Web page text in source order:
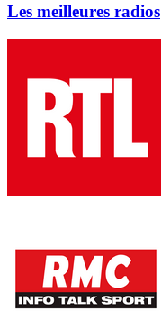
Les meilleures radios